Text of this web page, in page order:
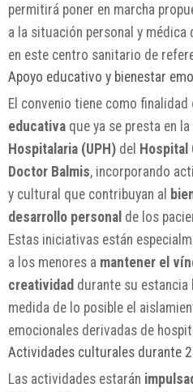
permitirá poner en marcha
a la situación personal y
en este centro sanitario de
Apoyo educativo y bienestar
El convenio tiene como finalidad
educativa que ya se presta en la
Hospitalaria (UPH) del Hospital
Doctor Balmis, incorporando
y cultural que contribuyan al
desarrollo personal de los
Estas iniciativas están
a los menores a mantener el
creatividad durante su estancia
medida de lo posible el
emocionales derivadas de
Actividades culturales durante
Las actividades estarán